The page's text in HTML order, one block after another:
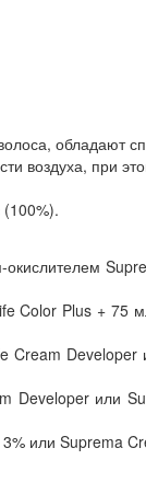
обладают
воздуха, при
Color Plus + 75
Developer
Developer или
или Suprema